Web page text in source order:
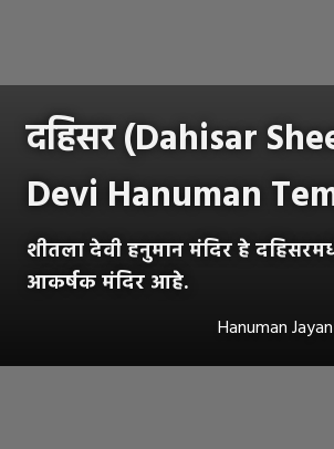
दहिसर (Dahisar
Devi Hanuman
शीतला देवी हनुमान मंदिर हे
आकर्षक मंदिर आहे.
Hanuman